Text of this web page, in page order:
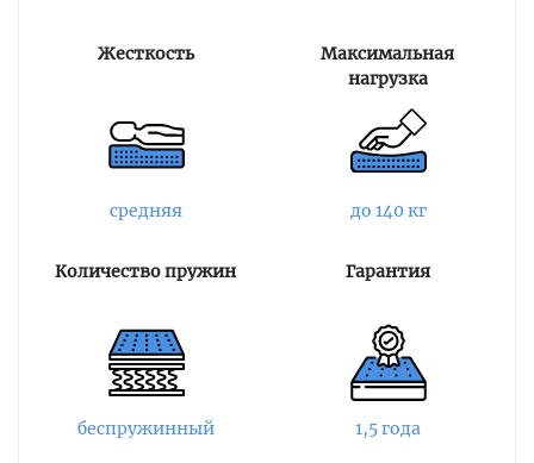
оптимальный микроклимат и поддерживая
свежесть изделия. Латекс обеспечивает
отличную анатомическую поддержку
позвоночника, а средняя жесткость позволяет
комфортно располагаться на спальном месте
и принимать любые удобные позы во время
Tatami Sakura подходит для
наличию прорезей в латексе. Трикотажный
чехол, простеганный на гипоаллергенном
волокне, имеет по периметру 3D-сетку,
которая улучшает воздухообмен внутри
Жесткость
средняя
Максимальная
нагрузка
до 140 кг
Количество пружин
беспружинный
Гарантия
1,5 года